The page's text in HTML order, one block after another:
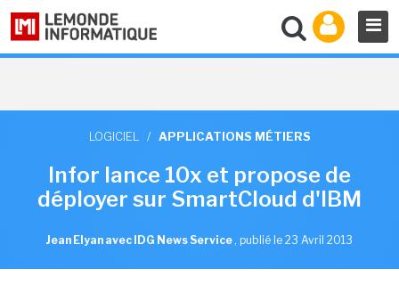
LOGICIEL / APPLICATIONS MÉTIERS
Infor lance 10x et propose de
déployer sur SmartCloud d'IBM
Jean Elyan avec IDG News Service , publié le 23 Avril 2013